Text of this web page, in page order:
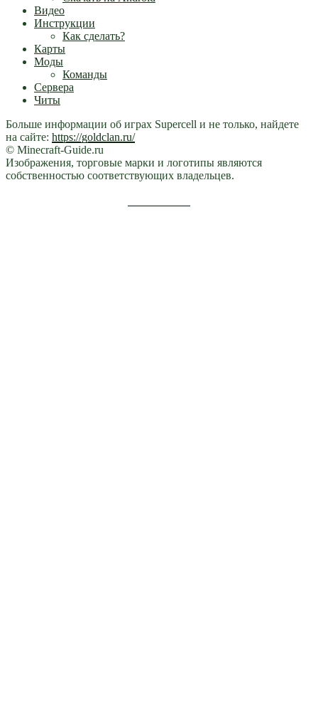
Видео
Инструкции
Как сделать?
Карты
Моды
Команды
Сервера
Читы
Больше информации об играх Supercell и не только, найдете
на сайте: https://goldclan.ru/
© Minecraft-Guide.ru
Изображения, торговые марки и логотипы являются
собственностью соответствующих владельцев.